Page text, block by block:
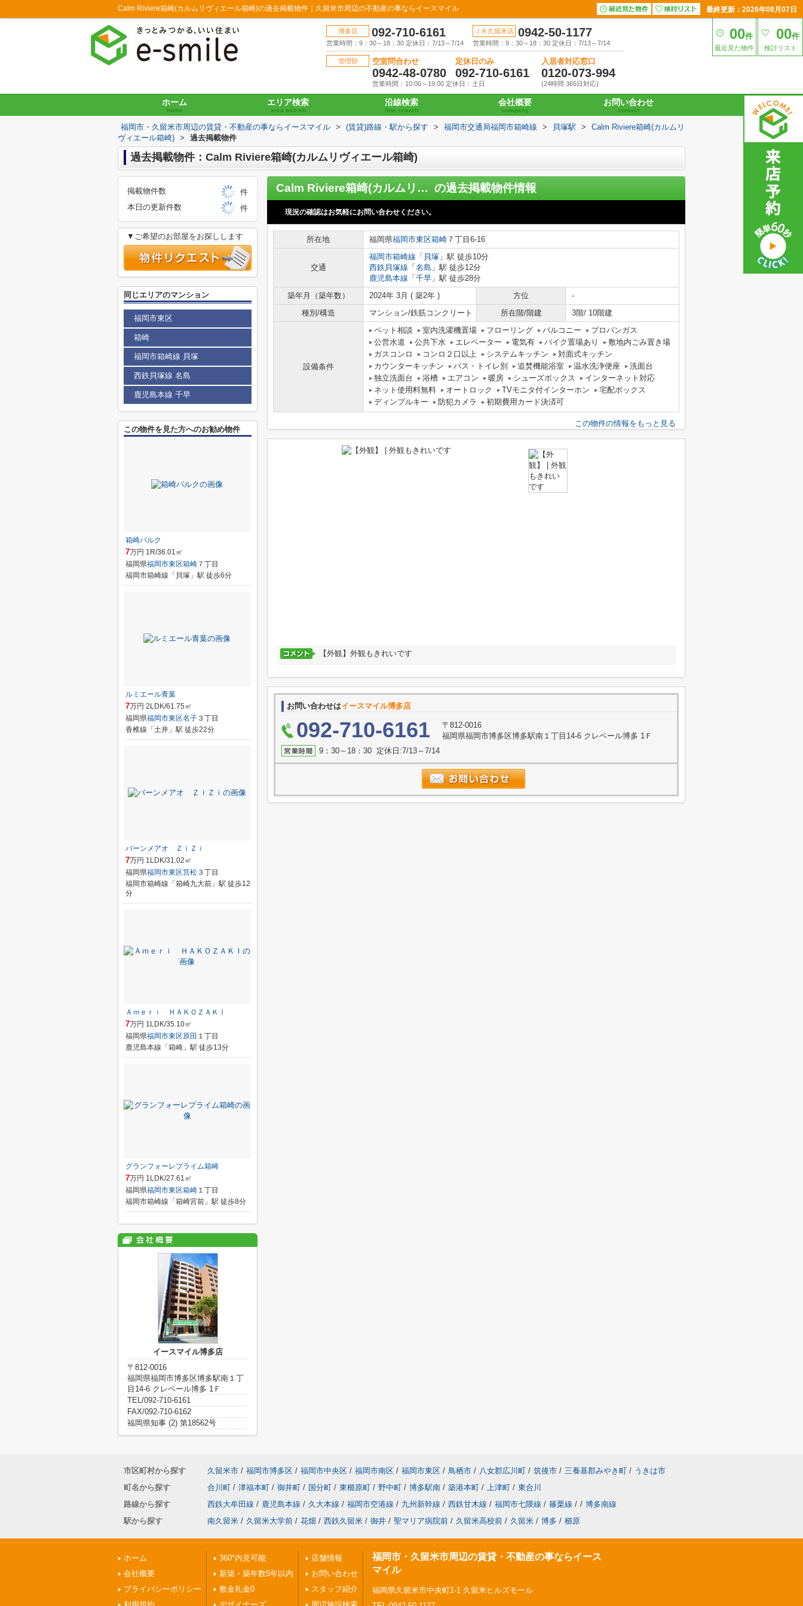
Calm Riviere箱崎(カルムリヴィエール箱崎)の過去掲載物件｜久留米市周辺の不動産の事ならイースマイル 最終更新：2026年08月07日
博多店 092-710-6161
営業時間：9：30～18：30 定休日：7/13～7/14
ＪＲ久留米店 0942-50-1177
営業時間：9：30～18：30 定休日：7/13～7/14
管理部 空室問合わせ
0942-48-0780
定休日のみ
092-710-6161
営業時間：10:00～19:00 定休日：土日
入居者対応窓口
0120-073-994
(24時間 365日対応)
00件
最近見た物件
00件
検討リスト
ホーム
home
エリア検索
area search
沿線検索
line search
会社概要
company
お問い合わせ
contact
福岡市・久留米市周辺の賃貸・不動産の事ならイースマイル > (賃貸)路線・駅から探す > 福岡市交通局福岡市箱崎線 > 貝塚駅 >
Calm Riviere箱崎(カルムリ
ヴィエール箱崎) > 過去掲載物件
過去掲載物件：Calm Riviere箱崎(カルムリヴィエール箱崎)
Calm Riviere箱崎(カルムリヴィエール箱崎) の過去掲載物件情報
現況の確認はお気軽にお問い合わせください。
所在地 福岡県福岡市東区箱崎 ７丁目6-16
交通
福岡市箱崎線 「 貝塚 」駅 徒歩10分
西鉄貝塚線 「 名島 」駅 徒歩12分
鹿児島本線 「 千早 」駅 徒歩28分
築年月（築年数）
2024年 3月 ( 築2年 ) 方位
-
種別/構造
マンション/鉄筋コンクリート 所在階/階建 3階/ 10階建
設備条件
ペット相談 室内洗濯機置場 フローリング バルコニー
プロパンガス
公営水道
公共下水 エレベーター 電気有 バイク置場あり
敷地内ごみ置き場
ガスコンロ
コンロ２口以上 システムキッチン
対面式キッチン
カウンターキッチン
バス・トイレ別 追焚機能浴室 温水洗浄便座
洗面台
独立洗面台
浴槽 エアコン 暖房 シューズボックス
インターネット対応
ネット使用料無料
オートロック TVモニタ付インターホン
宅配ボックス
ディンプルキー
防犯カメラ 初期費用カード決済可
この物件の情報をもっと見る
【外観】外観もきれいです
お問い合わせはイースマイル博多店
092-710-6161
〒812-0016
福岡県福岡市博多区博多駅南１丁目14-6 クレベール博多 1Ｆ
9：30～18：30 定休日:7/13～7/14
掲載物件数
件
本日の更新件数
件
▼ご希望のお部屋をお探しします
同じエリアのマンション
福岡市東区
箱崎
福岡市箱崎線 貝塚
西鉄貝塚線 名島
鹿児島本線 千早
この物件を見た方へのお勧め物件
箱崎パルク
7万円 1R/36.01㎡
福岡県福岡市東区箱崎 ７丁目
福岡市箱崎線「貝塚」駅 徒歩6分
ルミエール青葉
7万円 2LDK/61.75㎡
福岡県福岡市東区名子 ３丁目
香椎線「土井」駅 徒歩22分
バーンメアオ ＺｉＺｉ
7万円 1LDK/31.02㎡
福岡県福岡市東区筥松 ３丁目
福岡市箱崎線「箱崎九大前」駅 徒歩12
分
Ａｍｅｒｉ ＨＡＫＯＺＡＫＩ
7万円 1LDK/35.10㎡
福岡県福岡市東区原田 １丁目
鹿児島本線「箱崎」駅 徒歩13分
グランフォーレプライム箱崎
7万円 1LDK/27.61㎡
福岡県福岡市東区箱崎 １丁目
福岡市箱崎線「箱崎宮前」駅 徒歩8分
イースマイル博多店
〒812-0016
福岡県福岡市博多区博多駅南１丁
目14-6 クレベール博多 1Ｆ
TEL/092-710-6161
FAX/092-710-6162
福岡県知事 (2) 第18562号
市区町村から探す 久留米市 / 福岡市博多区 / 福岡市中央区 / 福岡市南区 / 福岡市東区 / 鳥栖市 / 八女郡広川町 / 筑後市 / 三養基郡みやき町 / うきは市
町名から探す
合川町 / 津福本町 / 御井町 / 国分町 / 東櫛原町 / 野中町 / 博多駅南 / 築港本町 / 上津町 / 東合川
路線から探す
西鉄大牟田線 / 鹿児島本線 / 久大本線 / 福岡市空港線 / 九州新幹線 / 西鉄甘木線 / 福岡市七隈線 / 篠栗線 / / 博多南線
駅から探す
南久留米 / 久留米大学前 / 花畑 / 西鉄久留米 / 御井 / 聖マリア病院前 / 久留米高校前 / 久留米 / 博多 / 櫛原
ホーム
会社概要
プライバシーポリシー
360°内見可能
新築・築年数5年以内
敷金礼金0
店舗情報
お問い合わせ
スタッフ紹介
福岡市・久留米市周辺の賃貸・不動産の事ならイース
マイル
福岡県久留米市中央町1-1 久留米ヒルズモール